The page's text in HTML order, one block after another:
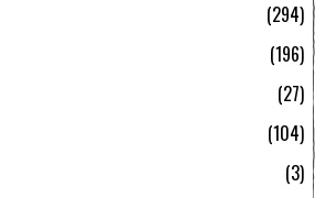
294
196
27
104
3